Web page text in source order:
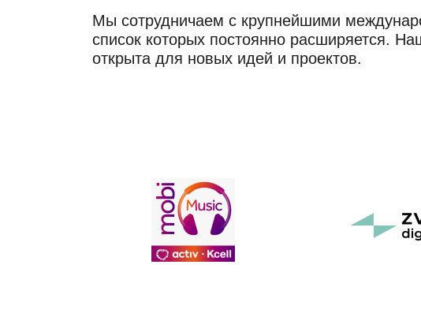
Мы сотрудничаем с крупнейшими
список которых постоянно расширяется.
открыта для новых идей и проектов.